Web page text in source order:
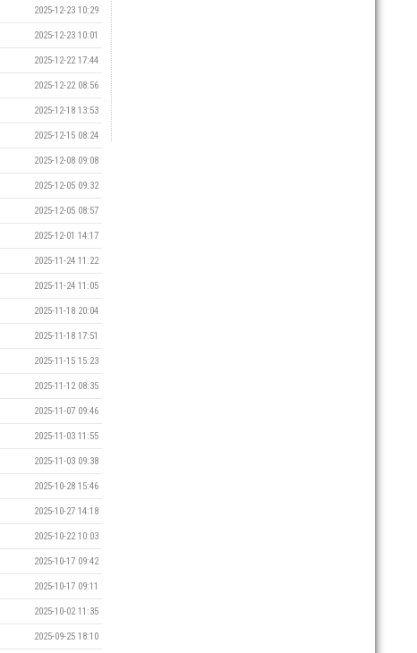
2025-12-23 10:29
2025-12-23 10:01
2025-12-22 17:44
2025-12-22 08:56
2025-12-18 13:53
2025-12-15 08:24
2025-12-08 09:08
2025-12-05 09:32
2025-12-05 08:57
2025-12-01 14:17
2025-11-24 11:22
2025-11-24 11:05
2025-11-18 20:04
2025-11-18 17:51
2025-11-15 15:23
2025-11-12 08:35
2025-11-07 09:46
2025-11-03 11:55
2025-11-03 09:38
2025-10-28 15:46
2025-10-27 14:18
2025-10-22 10:03
2025-10-17 09:42
2025-10-17 09:11
2025-10-02 11:35
2025-09-25 18:10